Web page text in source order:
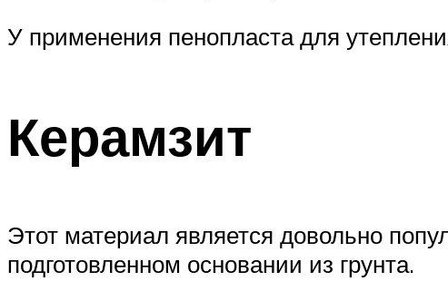
У применения пенопласта для
Керамзит
Этот материал является довольно
подготовленном основании из грунта.